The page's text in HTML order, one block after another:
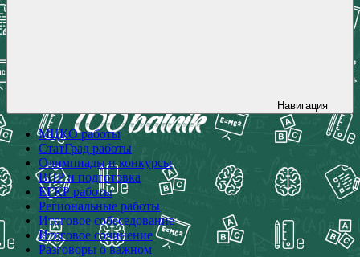
Навигация
МЦКО работы
СтатГрад работы
Олимпиады и конкурсы
ВПР и подготовка
ЕГКР работы
Региональные работы
Итоговое собеседование
Итоговое сочинение
Разговоры о важном